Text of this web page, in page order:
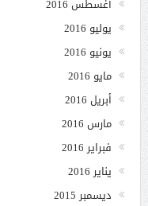
أغسطس 2016
يوليو 2016
يونيو 2016
مايو 2016
أبريل 2016
مارس 2016
فبراير 2016
يناير 2016
ديسمبر 2015